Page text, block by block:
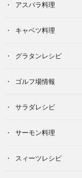
アスパラ料理
キャベツ料理
グラタンレシピ
ゴルフ場情報
サラダレシピ
サーモン料理
スィーツレシピ